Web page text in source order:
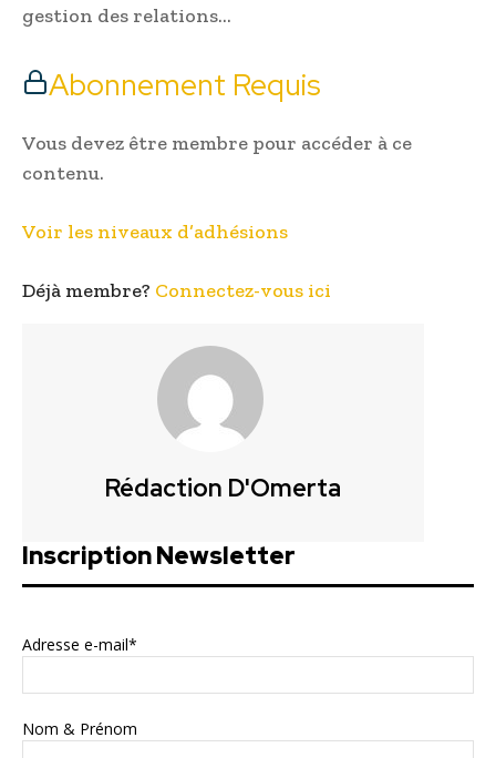
gestion des relations…
Abonnement Requis
Vous devez être membre pour accéder à ce
contenu.
Voir les niveaux d’adhésions
Déjà membre? Connectez-vous ici
Rédaction D'Omerta
Inscription Newsletter
Adresse e-mail*
Nom & Prénom